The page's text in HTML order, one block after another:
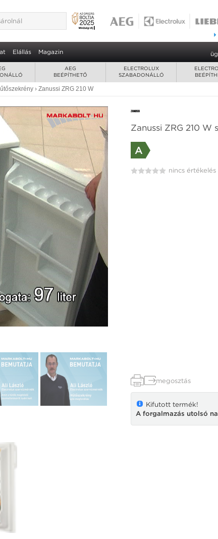
Elállás Magazin
AEG
BEÉPÍTHETŐ
ELECTROLUX
SZABADONÁLLÓ
› Zanussi ZRG 210 W
Zanussi ZRG 210
A
nincs
megosztás
Kifutott termék!
A forgalmazás utolsó